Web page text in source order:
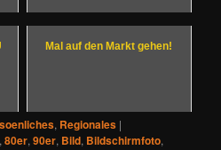
Mal auf den Markt gehen!
, Regionales |
,80er,90er, Bild, Bildschirmfoto,